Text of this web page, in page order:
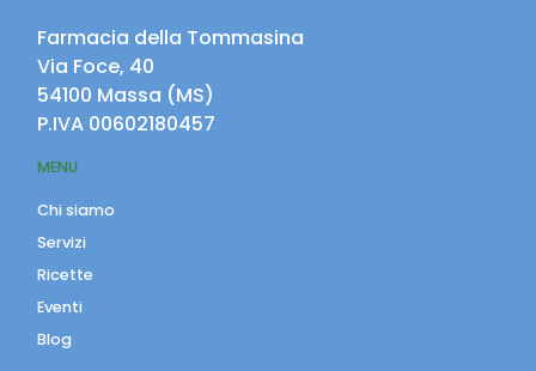
Farmacia della Tommasina
Via Foce, 40
54100 Massa (MS)
P.IVA 00602180457
MENU
Chi siamo
Servizi
Ricette
Eventi
Blog